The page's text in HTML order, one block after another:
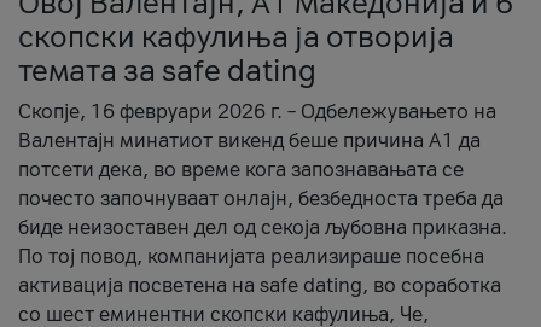
скопски кафулиња ја отворија
темата за safe dating
Скопје, 16 февруари 2026 г. – Одбележувањето на
Валентајн минатиот викенд беше причина А1 да
потсети дека, во време кога запознавањата се
почесто започнуваат онлајн, безбедноста треба да
биде неизоставен дел од секоја љубовна приказна.
По тој повод, компанијата реализираше посебна
активација посветена на safe dating, во соработка
со шест еминентни скопски кафулиња, Че,